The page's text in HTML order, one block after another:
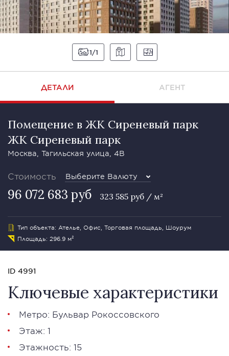
1 1
ДЕТАЛИ АГЕНТ
Помещение в ЖК Сиреневый парк
ЖК Сиреневый парк
Москва, Тагильская улица, 4В
Стоимость Выберите Валюту
96 072 683 руб 323 585 руб / м²
Тип объекта: Ателье, Офис, Торговая площадь, Шоурум
Площадь: 296.9 м²
ID 4991
Ключевые характеристики
Метро: Бульвар Рокоссовского
Этаж: 1
Этажность: 15